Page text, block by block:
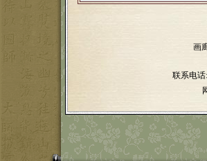
画
联系电话: